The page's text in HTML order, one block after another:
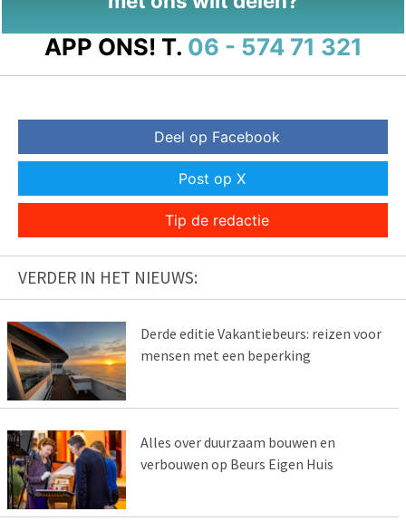
APP ONS! T. 06 - 574 71 321
Deel op Facebook
Post op X
Tip de redactie
VERDER IN HET NIEUWS:
Derde editie Vakantiebeurs: reizen voor
mensen met een beperking
Alles over duurzaam bouwen en
verbouwen op Beurs Eigen Huis